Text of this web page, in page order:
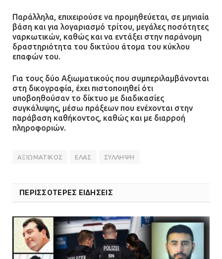
Ο δήμαρχος Μάνδρας δώρισε όλους
τους μισθούς του 2025 στο Θριάσιο
για μηχάνημα καρδιολογικών
08.07.2026 | 15:02
Παράλληλα, επιχειρούσε να προμηθεύεται, σε μηνιαία
βάση και για λογαριασμό τρίτου, μεγάλες ποσότητες
ναρκωτικών, καθώς και να εντάξει στην παράνομη
δραστηριότητα του δικτύου άτομα του κύκλου
επαφών του.
Για τους δύο Αξιωματικούς που συμπεριλαμβάνονται
στη δικογραφία, έχει πιστοποιηθεί ότι
υποβοηθούσαν το δίκτυο με διαδικασίες
συγκάλυψης, μέσω πράξεων που ενέχονται στην
παράβαση καθήκοντος, καθώς και με διαρροή
πληροφοριών.
ΑΞΙΩΜΑΤΙΚΟΣ ΕΛΑΣ ΣΥΛΛΗΨΗ
ΠΕΡΙΣΣΟΤΕΡΕΣ ΕΙΔΗΣΕΙΣ